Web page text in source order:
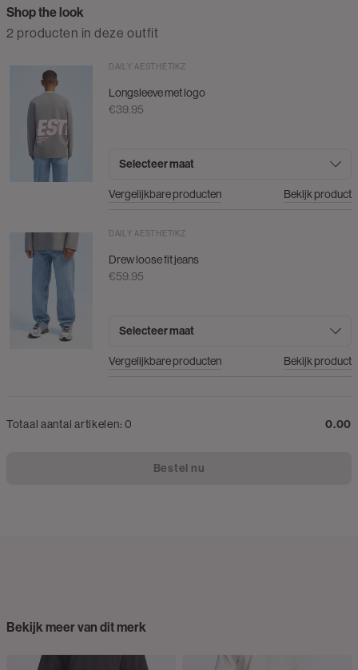
Shop the look
2 producten in deze outfit
DAILY AESTHETIKZ
Longsleeve met logo
€39.95
Selecteer maat
Vergelijkbare producten Bekijk product
DAILY AESTHETIKZ
Drew loose fit jeans
€59.95
Selecteer maat
Vergelijkbare producten Bekijk product
Totaal aantal artikelen:0 0.00
Bestel nu
Bekijk meer van dit merk